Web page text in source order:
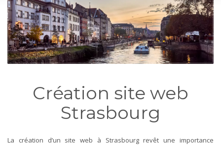
Création site web
Strasbourg
La création d’un site web à Strasbourg revêt une importance